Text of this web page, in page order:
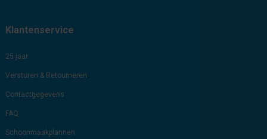
Klantenservice
25 jaar
Versturen & Retourneren
Contactgegevens
FAQ
Schoonmaakplannen